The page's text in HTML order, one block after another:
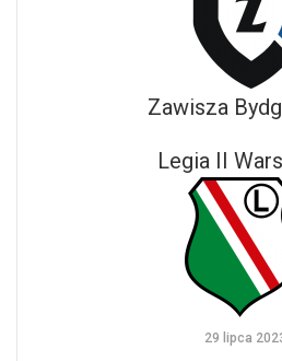
Zawisza
Legia II
29 lipca